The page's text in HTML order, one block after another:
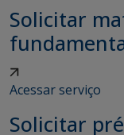
Solicitar
Acessar serviço
Solicitar